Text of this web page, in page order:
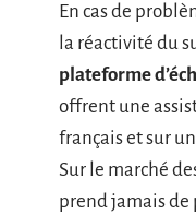
En cas de
la réactivité du
plateforme
offrent une
français et sur
Sur le marché
prend jamais de